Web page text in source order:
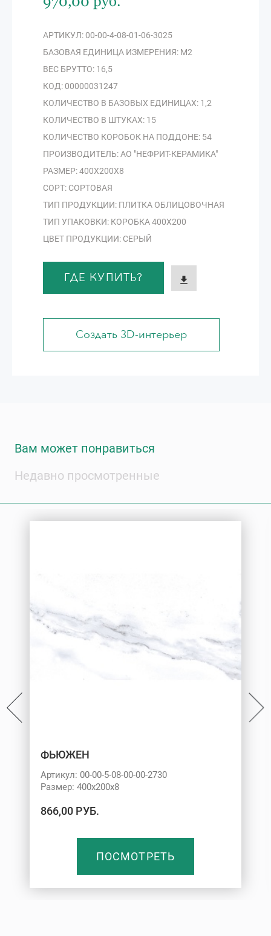
АРТИКУЛ: 00-00-4-08-01-06-3025
БАЗОВАЯ ЕДИНИЦА ИЗМЕРЕНИЯ: М2
ВЕС БРУТТО: 16,5
КОД: 00000031247
КОЛИЧЕСТВО В БАЗОВЫХ ЕДИНИЦАХ: 1,2
КОЛИЧЕСТВО В ШТУКАХ: 15
КОЛИЧЕСТВО КОРОБОК НА ПОДДОНЕ: 54
ПРОИЗВОДИТЕЛЬ: АО "НЕФРИТ-КЕРАМИКА"
РАЗМЕР: 400Х200Х8
СОРТ: СОРТОВАЯ
ТИП ПРОДУКЦИИ: ПЛИТКА ОБЛИЦОВОЧНАЯ
ТИП УПАКОВКИ: КОРОБКА 400Х200
ЦВЕТ ПРОДУКЦИИ: СЕРЫЙ
ГДЕ КУПИТЬ?
Создать 3D-интерьер
Вам может понравиться
Недавно просмотренные
ФЬЮЖЕН
Артикул: 00-00-5-08-00-00-2730
Размер: 400х200х8
866,00 РУБ.
ПОСМОТРЕТЬ